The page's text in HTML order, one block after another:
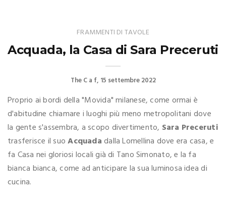
FRAMMENTI DI TAVOLE
Acquada, la Casa di Sara Preceruti
The C a f 15 settembre 2022
Proprio ai bordi della "Movida" milanese, come ormai è
d'abitudine chiamare i luoghi più meno metropolitani dove
la gente s'assembra, a scopo divertimento, Sara Preceruti
trasferisce il suoAcquadadalla Lomellina dove era casa, e
fa Casa nei gloriosi locali già di Tano Simonato, e la fa
bianca bianca, come ad anticipare la sua luminosa idea di
cucina.